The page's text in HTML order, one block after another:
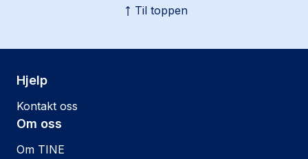
Til toppen
Hjelp
Kontakt oss
Om oss
Om TINE